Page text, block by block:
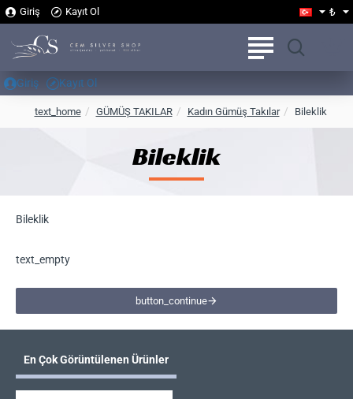
Giriş Kayıt Ol ₺
Giriş Kayıt Ol
Bileklik
text_homeh
GÜMÜŞ TAKILAR Kadın Gümüş Takılar Bileklik
Bileklik
text_empty
button_continue
En Çok Görüntülenen Ürünler